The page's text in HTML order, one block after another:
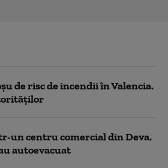
de risc de incendii în Valencia.
un centru comercial din Deva.
autoevacuat